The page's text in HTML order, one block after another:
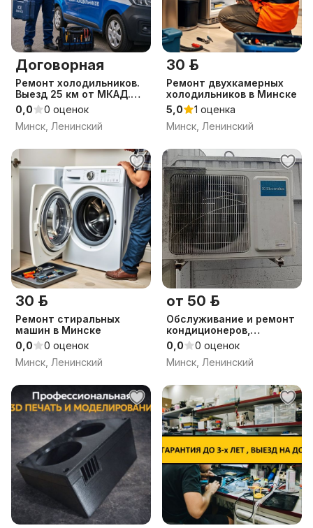
Договорная
Ремонт холодильников.
Выезд 25 км от МКАД.
Опыт 10 лет. Чек
0,0
0 оценок
Минск, Ленинский
30 р.
Ремонт двухкамерных
холодильников в Минске
5,0
1 оценка
Минск, Ленинский
30 р.
Ремонт стиральных
машин в Минске
0,0
0 оценок
Минск, Ленинский
от 50 р.
Обслуживание и ремонт
кондиционеров,
торгового холодильного
оборудования
0,0
0 оценок
Минск, Ленинский